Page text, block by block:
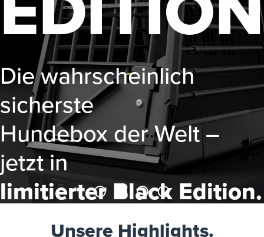
Die wahrscheinlich
sicherste
Hundebox der Welt –
jetzt in
limitierter Black Edition.
Unsere Highlights.